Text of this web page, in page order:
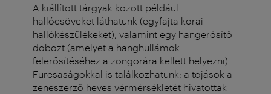
A kiállított tárgyak között például
hallócsöveket láthatunk (egyfajta korai
hallókészülékeket), valamint egy hangerősítő
dobozt (amelyet a hanghullámok
felerősítéséhez a zongorára kellett helyezni).
Furcsaságokkal is találkozhatunk: a tojások a
zeneszerző heves vérmérsékletét hivatottak